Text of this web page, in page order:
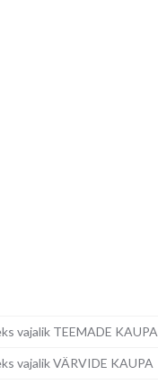
vajalik TEEMADE KAUPA
vajalik VÄRVIDE KAUPA